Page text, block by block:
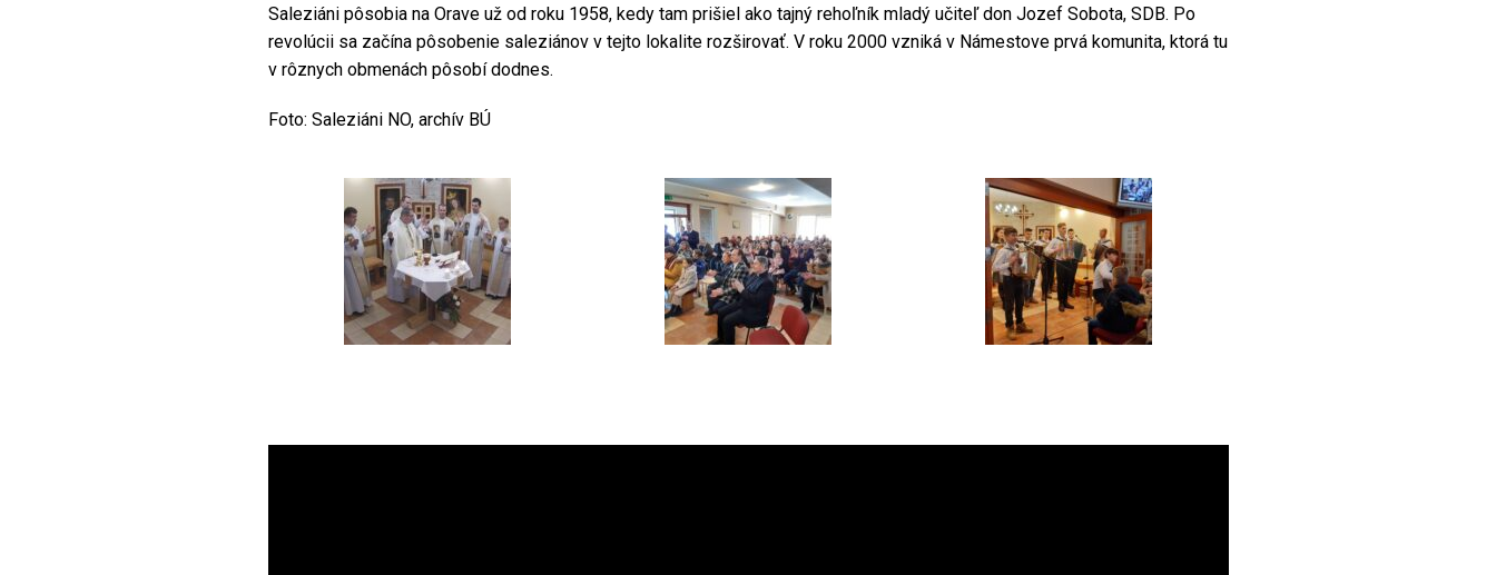
Saleziáni pôsobia na Orave už od roku 1958, kedy tam prišiel ako tajný rehoľník mladý učiteľ don Jozef Sobota, SDB. Po
revolúcii sa začína pôsobenie saleziánov v tejto lokalite rozširovať. V roku 2000 vzniká v Námestove prvá komunita, ktorá tu
v rôznych obmenách pôsobí dodnes.
Foto: Saleziáni NO, archív BÚ